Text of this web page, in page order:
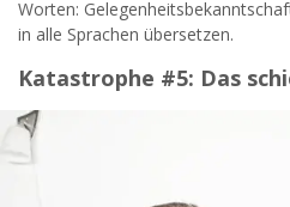
Worten:
in alle Sprachen übersetzen.
Katastrophe #5: Das